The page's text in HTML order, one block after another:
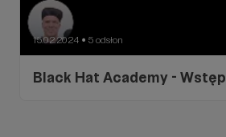
15.02.2024 ● 5 odsłon
Black Hat Academy - Wstęp